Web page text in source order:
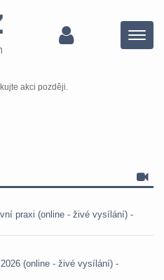
Menu
akci později.
praxi (online - živé vysílání) -
(online - živé vysílání) -